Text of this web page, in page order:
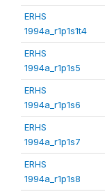
ERHS
1994a_r1p1s1t4
ERHS
1994a_r1p1s5
ERHS
1994a_r1p1s6
ERHS
1994a_r1p1s7
ERHS
1994a_r1p1s8